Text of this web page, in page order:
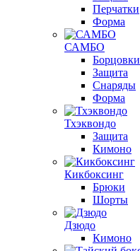
Перчатки
Форма
САМБО
Борцовки
Защита
Снаряды
Форма
Тхэквондо
Защита
Кимоно
Кикбоксинг
Брюки
Шорты
Дзюдо
Кимоно